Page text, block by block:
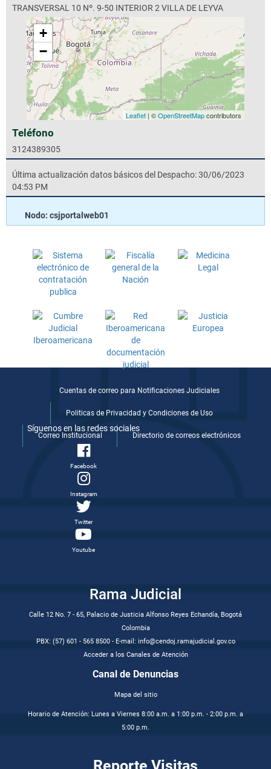
TRANSVERSAL 10 Nº. 9-50 INTERIOR 2 VILLA DE LEYVA
+
−
Leaflet| ©OpenStreetMapcontributors
Teléfono
3124389305
Última actualización datos básicos del Despacho: 30/06/2023
04:53 PM
Nodo: csjportalweb01
Cuentas de correo para Notificaciones Judiciales
Politicas de Privacidad y Condiciones de Uso
Correo Institucional Directorio de correos electrónicos
Síguenos en las redes sociales
Facebook
Instagram
Twitter
Youtube
Rama Judicial
Calle 12 No. 7 - 65, Palacio de Justicia Alfonso Reyes Echandía, Bogotá
Colombia
PBX: (57) 601 - 565 8500 - E-mail: info@cendoj.ramajudicial.gov.co
Acceder a los Canales de Atención
Canal de Denuncias
Mapa del sitio
Horario de Atención: Lunes a Viernes 8:00 a.m. a 1:00 p.m. - 2:00 p.m. a
5:00 p.m.
Reporte Visitas